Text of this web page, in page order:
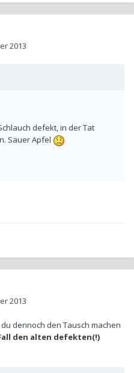
2013
defekt, in der Tat
Sauer Apfel
2013
dennoch den Tausch machen
den alten defekten(!)